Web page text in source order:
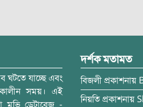
ঘটতে যাচ্ছে এবং
সময়। এই
মুভি ডেটাবেজ -
দর্শক মতামত
বিজলী প্রকাশনায়
নিয়তি প্রকাশনায়